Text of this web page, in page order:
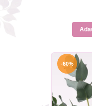
-60%